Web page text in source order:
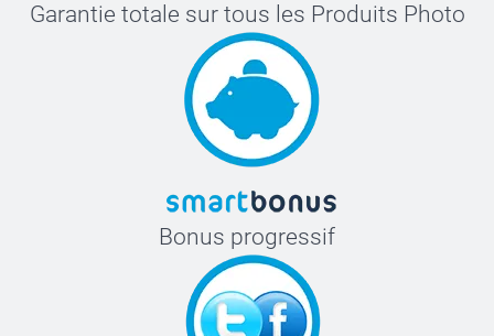
Garantie totale sur tous les Produits Photo
Bonus progressif